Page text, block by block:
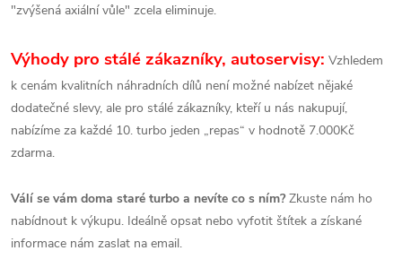
"zvýšená axiální vůle" zcela eliminuje.
Výhody pro stálé zákazníky, autoservisy: Vzhledem
k cenám kvalitních náhradních dílů není možné nabízet nějaké
dodatečné slevy, ale pro stálé zákazníky, kteří u nás nakupují,
nabízíme za každé 10. turbo jeden „repas“ v hodnotě 7.000Kč
zdarma.
Válí se vám doma staré turbo a nevíte co s ním?Zkuste nám ho
nabídnout k výkupu. Ideálně opsat nebo vyfotit štítek a získané
informace nám zaslat na email.